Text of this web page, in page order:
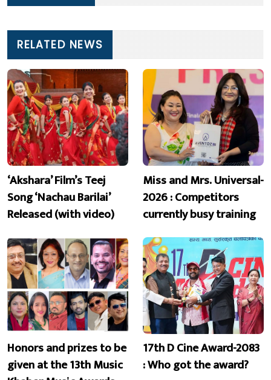
RELATED NEWS
‘Akshara’ Film’s Teej
Song ‘Nachau Barilai’
Released (with video)
Miss and Mrs. Universal-
2026 : Competitors
currently busy training
Honors and prizes to be
given at the 13th Music
17th D Cine Award-2083
: Who got the award?